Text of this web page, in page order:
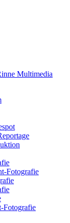
Fotografie
Fotografie